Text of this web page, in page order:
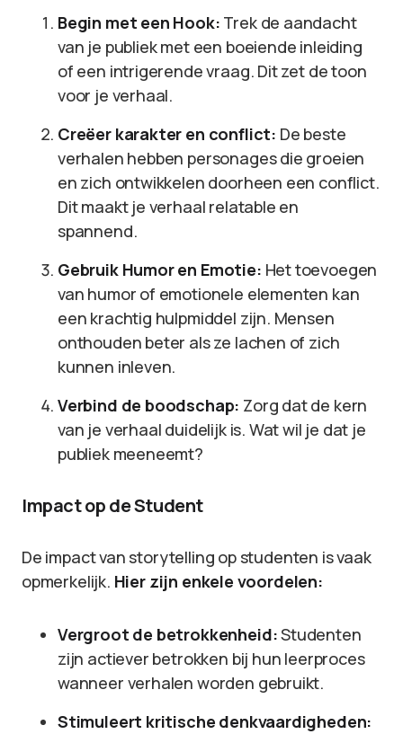
Begin met een Hook: Trek de aandacht
van je publiek met een boeiende inleiding
of een intrigerende vraag. Dit zet de toon
voor je verhaal.
Creëer karakter en conflict: De beste
verhalen hebben personages die groeien
en zich ontwikkelen doorheen een conflict.
Dit maakt je verhaal relatable en
spannend.
Gebruik Humor en Emotie: Het toevoegen
van humor of emotionele elementen kan
een krachtig hulpmiddel zijn. Mensen
onthouden beter als ze lachen of zich
kunnen inleven.
Verbind de boodschap: Zorg dat de kern
van je verhaal duidelijk is. Wat wil je dat je
publiek meeneemt?
Impact op de Student
De impact van storytelling op studenten is vaak
opmerkelijk. Hier zijn enkele voordelen:
Vergroot de betrokkenheid:Studenten
zijn actiever betrokken bij hun leerproces
wanneer verhalen worden gebruikt.
Stimuleert kritische denkvaardigheden: